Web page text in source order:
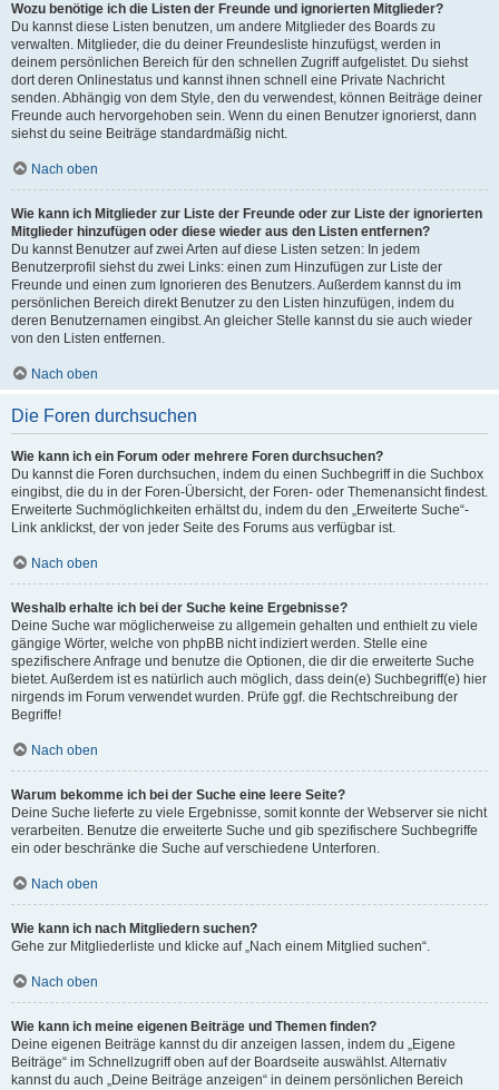
Wozu benötige ich die Listen der Freunde und ignorierten Mitglieder?
Du kannst diese Listen benutzen, um andere Mitglieder des Boards zu
verwalten. Mitglieder, die du deiner Freundesliste hinzufügst, werden in
deinem persönlichen Bereich für den schnellen Zugriff aufgelistet. Du siehst
dort deren Onlinestatus und kannst ihnen schnell eine Private Nachricht
senden. Abhängig von dem Style, den du verwendest, können Beiträge deiner
Freunde auch hervorgehoben sein. Wenn du einen Benutzer ignorierst, dann
siehst du seine Beiträge standardmäßig nicht.
Nach oben
Wie kann ich Mitglieder zur Liste der Freunde oder zur Liste der ignorierten
Mitglieder hinzufügen oder diese wieder aus den Listen entfernen?
Du kannst Benutzer auf zwei Arten auf diese Listen setzen: In jedem
Benutzerprofil siehst du zwei Links: einen zum Hinzufügen zur Liste der
Freunde und einen zum Ignorieren des Benutzers. Außerdem kannst du im
persönlichen Bereich direkt Benutzer zu den Listen hinzufügen, indem du
deren Benutzernamen eingibst. An gleicher Stelle kannst du sie auch wieder
von den Listen entfernen.
Nach oben
Die Foren durchsuchen
Wie kann ich ein Forum oder mehrere Foren durchsuchen?
Du kannst die Foren durchsuchen, indem du einen Suchbegriff in die Suchbox
eingibst, die du in der Foren-Übersicht, der Foren- oder Themenansicht findest.
Erweiterte Suchmöglichkeiten erhältst du, indem du den „Erweiterte Suche“-
Link anklickst, der von jeder Seite des Forums aus verfügbar ist.
Nach oben
Weshalb erhalte ich bei der Suche keine Ergebnisse?
Deine Suche war möglicherweise zu allgemein gehalten und enthielt zu viele
gängige Wörter, welche von phpBB nicht indiziert werden. Stelle eine
spezifischere Anfrage und benutze die Optionen, die dir die erweiterte Suche
bietet. Außerdem ist es natürlich auch möglich, dass dein(e) Suchbegriff(e) hier
nirgends im Forum verwendet wurden. Prüfe ggf. die Rechtschreibung der
Begriffe!
Nach oben
Warum bekomme ich bei der Suche eine leere Seite?
Deine Suche lieferte zu viele Ergebnisse, somit konnte der Webserver sie nicht
verarbeiten. Benutze die erweiterte Suche und gib spezifischere Suchbegriffe
ein oder beschränke die Suche auf verschiedene Unterforen.
Nach oben
Wie kann ich nach Mitgliedern suchen?
Gehe zur Mitgliederliste und klicke auf „Nach einem Mitglied suchen“.
Nach oben
Wie kann ich meine eigenen Beiträge und Themen finden?
Deine eigenen Beiträge kannst du dir anzeigen lassen, indem du „Eigene
Beiträge“ im Schnellzugriff oben auf der Boardseite auswählst. Alternativ
kannst du auch „Deine Beiträge anzeigen“ in deinem persönlichen Bereich